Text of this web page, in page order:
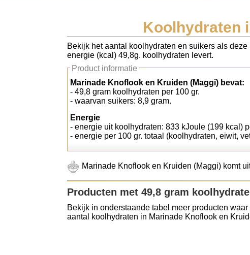
Koolhydraten tellen
Koolhydraten
Bekijk het aantal koolhydraten en suikers als
energie (kcal) 49,8g. koolhydraten levert.
Product informatie
Marinade Knoflook en Kruiden (Maggi) bevat:
- 49,8 gram koolhydraten per 100 gr.
- waarvan suikers: 8,9 gram.
Energie
- energie uit koolhydraten: 833 kJoule (199 kcal)
- energie per 100 gr. totaal (koolhydraten, eiwit,
Marinade Knoflook en Kruiden (Maggi) komt
Producten met 49,8 gram
Bekijk in onderstaande tabel meer producten
aantal koolhydraten in Marinade Knoflook en